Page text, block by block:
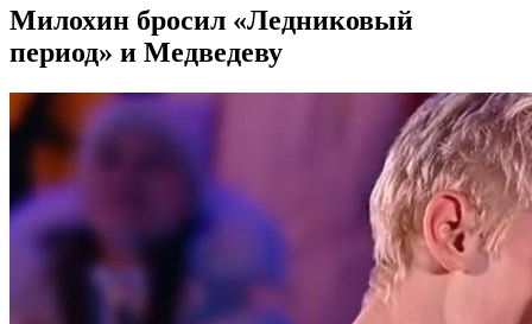
Милохин бросил «Ледниковый
период» и Медведеву